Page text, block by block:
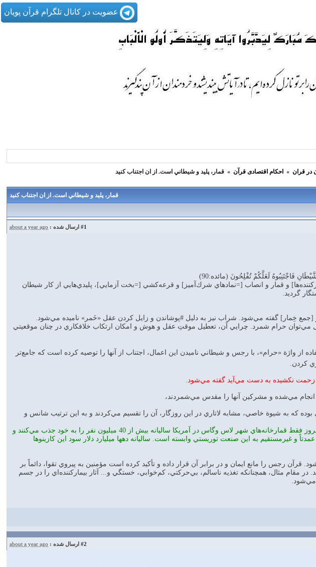
عضویت در کانال تلگرام قرآن پویان
در قران » احکام اقتصادی قرآن » قمار، پليد و شيطاني است. از ان اجتناب كنيد
قمار، پليد و شيطاني است. از ان اجتناب كنيد
#1 ارسال شده : about a year ago
فَاجْتَنِبُوهُ لَعَلَّكُمْ تُفْلِحُونَ (مائده:90)
و قمار و انصاب [=نمادهاي شرك‌آميز] و قرعه‌كشي [=بخت آزمايي]، پليدي‌هايي از كار شيطان
گرديد.
خِمار] گفته مي‌شود. شراب نيز به دليل #پوشاندن و زايل كردن عقل «خَمر» ناميده مي‌شود.
مي‌توان حرام شمرد. چرايي آن، تعطيل موقتِ عقل و هوش و امكان ارتكاب خلافكاري در چنان موقعيتي
واژة «حرام»، با رجس و شيطاني ناميدن اين اعمال، اجتناب از آنها را توصيه كرده است كه جامع‌تر
كردن.
زحمت نكشيده به دست مي‌آيد گفته مي‌شود.
انجام مي‌شده و مشركين آنها را مقدس مي‌شمردند،
كه به شيوة خاصي، مشابه لاتاري در اين روزگار، آن را تقسيم مي‌كردند و به اين ترتيب شانس و
اگر #قمار در جامعة فقير عربستان سرگرمي محدودي به شمار مي‌رفت، امروز فقط قمارخانه‌هاي شهر لاس وگاس در آمريكا ساليانه بيش از 40 ميليون نفر را به خود جذب مي‌كنند و
و غيرمستقيم به اين صنعت توريستي وابسته است. ساليانه دهها ميليارد دلار سود اين كازينوها
رجس را مانع ايمان و در برابر آن قرار داده و تأکيد کرده است مؤمنين به پيروي تقوا، دائماً بر
در مقام مثال‌، همچنانکه تغذيه ناسالم، بي‌حرکتي، کم‌خوابي، خستگي و... آثار بيمارکننده‌اي را در جسم
مي‌شود.
#2 ارسال شده : about a year ago